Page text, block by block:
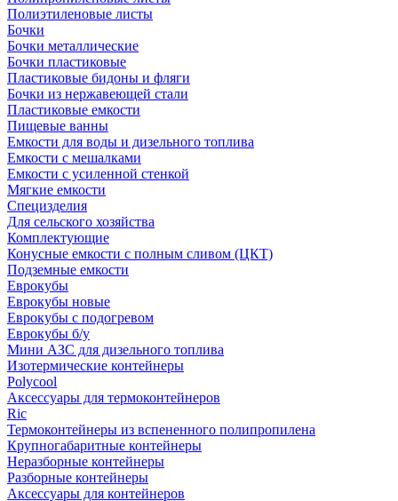
Полиэтиленовые листы
Бочки
Бочки металлические
Бочки пластиковые
Пластиковые бидоны и фляги
Бочки из нержавеющей стали
Пластиковые емкости
Пищевые ванны
Емкости для воды и дизельного топлива
Емкости с мешалками
Емкости с усиленной стенкой
Мягкие емкости
Специзделия
Для сельского хозяйства
Комплектующие
Конусные емкости с полным сливом (ЦКТ)
Подземные емкости
Еврокубы
Еврокубы новые
Еврокубы с подогревом
Еврокубы б/у
Мини АЗС для дизельного топлива
Изотермические контейнеры
Polycool
Аксессуары для термоконтейнеров
Ric
Термоконтейнеры из вспененного полипропилена
Крупногабаритные контейнеры
Неразборные контейнеры
Разборные контейнеры
Аксессуары для контейнеров